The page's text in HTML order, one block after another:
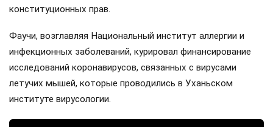
конституционных прав.
Фаучи, возглавляя Национальный институт аллергии и
инфекционных заболеваний, курировал финансирование
исследований коронавирусов, связанных с вирусами
летучих мышей, которые проводились в Уханьском
институте вирусологии.